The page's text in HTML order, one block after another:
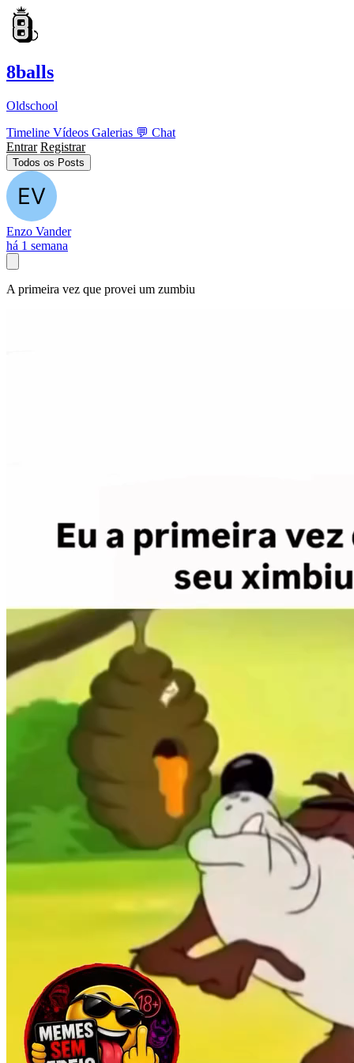
8balls
Oldschool
Timeline Vídeos Galerias 💬 Chat
Entrar Registrar
Todos os Posts
Enzo Vander
há 1 semana
A primeira vez que provei um zumbiu